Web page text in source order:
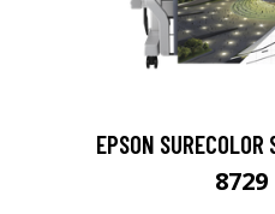
EPSON
8729